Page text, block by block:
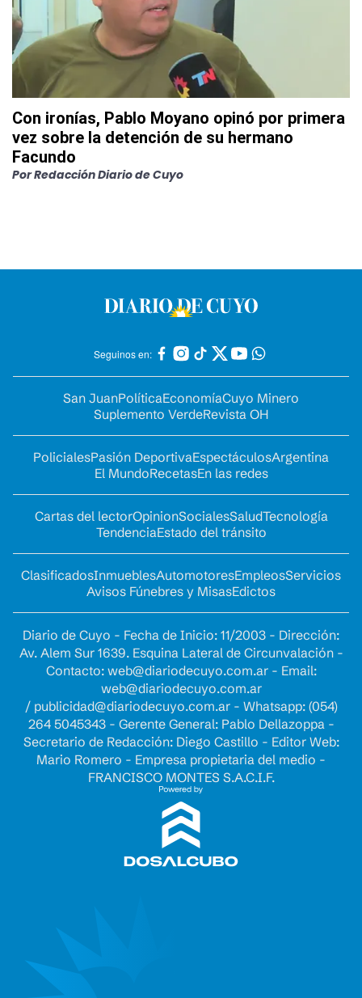
Con ironías, Pablo Moyano opinó por primera
vez sobre la detención de su hermano
Facundo
PorRedacción Diario de Cuyo
Seguinos en:
San JuanPolíticaEconomíaCuyo Minero
Suplemento VerdeRevista OH
PolicialesPasión DeportivaEspectáculosArgentina
El MundoRecetasEn las redes
Cartas del lectorOpinionSocialesSaludTecnología
TendenciaEstado del tránsito
ClasificadosInmueblesAutomotoresEmpleosServicios
Avisos Fúnebres y MisasEdictos
Diario de Cuyo - Fecha de Inicio: 11/2003 - Dirección:
Av. Alem Sur 1639. Esquina Lateral de Circunvalación -
Contacto: web@diariodecuyo.com.ar- Email:
web@diariodecuyo.com.ar
/ publicidad@diariodecuyo.com.ar- Whatsapp: (054)
264 5045343 - Gerente General: Pablo Dellazoppa -
Secretario de Redacción: Diego Castillo - Editor Web:
Mario Romero - Empresa propietaria del medio -
FRANCISCO MONTES S.A.C.I.F.